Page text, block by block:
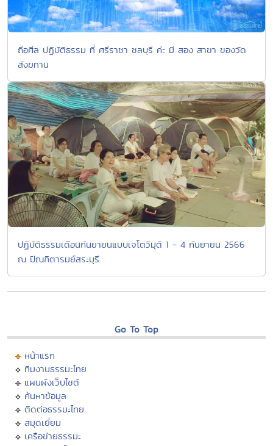
ถือศีล ปฏิบัติธรรม ที่ ศรีราชา ชลบุรี ค่ะ มี สอง สาขา ของวัด
สังฆทาน
ปฏิบัติธรรมเดือนกันยายนแบบเจโตวิมุติ 1 - 4 กันยายน 2566
ณ ปัณฑิตารมย์สระบุรี
Go To Top
หน้าแรก
ทีมงานธรรมะไทย
แผนผังเว็บไซต์
ค้นหาข้อมูล
ติดต่อธรรมะไทย
สมุดเยี่ยม
เครือข่ายธรรมะ